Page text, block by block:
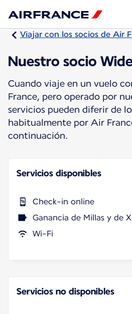
Viajar con los socios de Air
Nuestro socio
Cuando viaje en un vuelo
France, pero operado por
servicios pueden diferir de
habitualmente por Air
continuación.
Servicios disponibles
Check-in online
Ganancia de Millas y de
Wi-Fi
Servicios no disponibles